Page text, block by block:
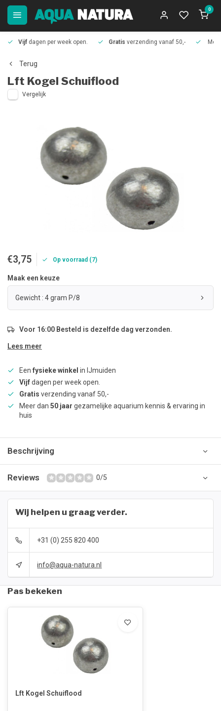
0
Vijf dagen per week open. Gratis verzending vanaf 50,-
Terug
Lft Kogel Schuiflood
Vergelijk
€3,75 Op voorraad (7)
Maak een keuze
Gewicht : 4 gram P/8
Voor 16:00 Besteld is dezelfde dag verzonden.
Lees meer
Een fysieke winkel in IJmuiden
Vijfdagen per week open.
Gratis verzending vanaf 50,-
Meer dan 50 jaar gezamelijke aquarium kennis & ervaring in
huis
Beschrijving
Reviews 0/5
Wij helpen u graag verder.
+31 (0) 255 820 400
info@aqua-natura.nl
Pas bekeken
Lft Kogel Schuiflood